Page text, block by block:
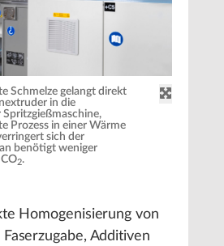
Schmelze gelangt direkt
in die
Spritzgießmaschine,
Prozess in einer Wärme
sich der
benötigt weniger
2.
Homogenisierung von
Faserzugabe, Additiven